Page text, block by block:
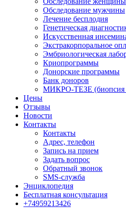
Обследование мужчины
Лечение бесплодия
Генетическая
Искусственная
Экстракорпоральное
Эмбриологическая
Криопрограммы
Донорские программы
Банк доноров
МИКРО-ТЕЗЕ (биопсия
Цены
Отзывы
Новости
Контакты
Контакты
Адрес, телефон
Запись на прием
Задать вопрос
Обратный звонок
SMS-служба
Энциклопедия
Бесплатная консультация
+74959213426